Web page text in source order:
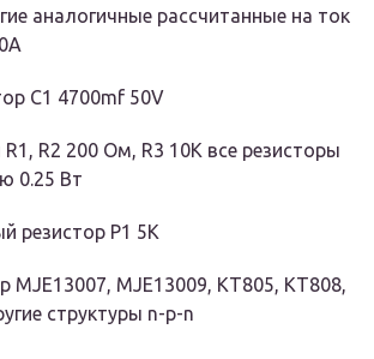
аналогичные рассчитанные на ток
С1 4700mf 50V
R2 200 Ом, R3 10K все резисторы
0.25 Вт
резистор Р1 5К
MJE13007, MJE13009, КТ805, КТ808,
структуры n-p-n